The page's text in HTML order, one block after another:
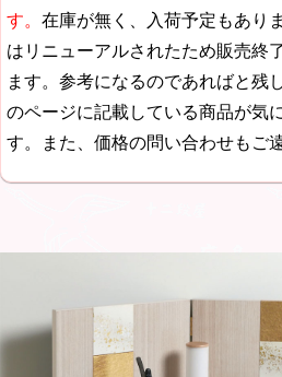
す。 在庫が無く、入荷予定もあり
はリニューアルされたため販売終
ます。参考になるのであればと残
のページに記載している商品が気
す。また、価格の問い合わせもご